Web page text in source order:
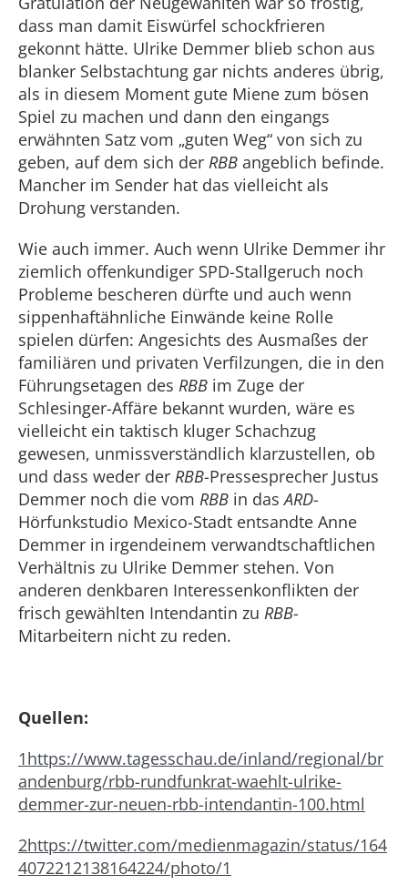
dass man damit Eiswürfel schockfrieren
gekonnt hätte. Ulrike Demmer blieb schon aus
blanker Selbstachtung gar nichts anderes übrig,
als in diesem Moment gute Miene zum bösen
Spiel zu machen und dann den eingangs
erwähnten Satz vom „guten Weg“ von sich zu
geben, auf dem sich der RBB angeblich befinde.
Mancher im Sender hat das vielleicht als
Drohung verstanden.
Wie auch immer. Auch wenn Ulrike Demmer ihr
ziemlich offenkundiger SPD-Stallgeruch noch
Probleme bescheren dürfte und auch wenn
sippenhaftähnliche Einwände keine Rolle
spielen dürfen: Angesichts des Ausmaßes der
familiären und privaten Verfilzungen, die in den
Führungsetagen des RBB im Zuge der
Schlesinger-Affäre bekannt wurden, wäre es
vielleicht ein taktisch kluger Schachzug
gewesen, unmissverständlich klarzustellen, ob
und dass weder der RBB-Pressesprecher Justus
Demmer noch die vom RBB in dasARD-
Hörfunkstudio Mexico-Stadt entsandte Anne
Demmer in irgendeinem verwandtschaftlichen
Verhältnis zu Ulrike Demmer stehen. Von
anderen denkbaren Interessenkonflikten der
frisch gewählten Intendantin zu RBB-
Mitarbeitern nicht zu reden.
Quellen:
1https://www.tagesschau.de/inland/regional/br
andenburg/rbb-rundfunkrat-waehlt-ulrike-
demmer-zur-neuen-rbb-intendantin-100.html
2https://twitter.com/medienmagazin/status/164
4072212138164224/photo/1